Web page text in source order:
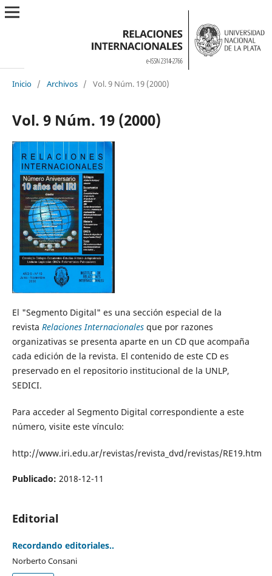
Inicio / Archivos / Vol. 9 Núm. 19 (2000)
Vol. 9 Núm. 19 (2000)
El "Segmento Digital" es una sección especial de la
revista Relaciones Internacionales que por razones
organizativas se presenta aparte en un CD que acompaña
cada edición de la revista. El contenido de este CD es
preservado en el repositorio institucional de la UNLP,
SEDICI.
Para acceder al Segmento Digital correspondiente a este
número, visite este vínculo:
http://www.iri.edu.ar/revistas/revista_dvd/revistas/RE19.htm
Publicado: 2018-12-11
Editorial
Recordando editoriales..
Norberto Consani